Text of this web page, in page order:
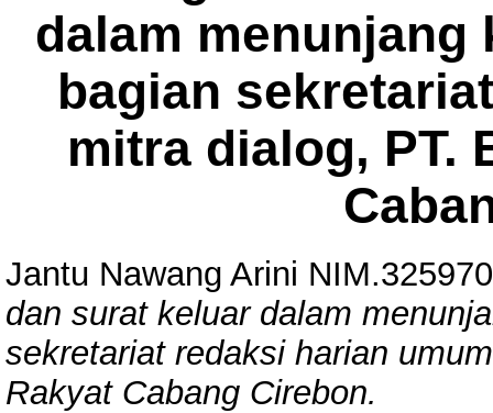
dalam menunjang
bagian
mitra dialog, PT.
Jantu Nawang Arini
dan surat keluar dalam
sekretariat redaksi harian
Rakyat Cabang Cirebon.